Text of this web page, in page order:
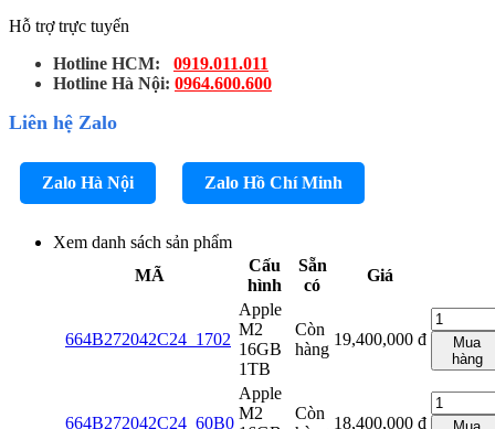
Hỗ trợ trực tuyến
Hotline HCM: 0919.011.011
Hotline Hà Nội: 0964.600.600
Liên hệ Zalo
Zalo Hà Nội Zalo Hồ Chí Minh
Xem danh sách sản phẩm
MÃ
Cấu
hình
Sẵn
có
Giá
664B272042C24_1702
Apple
M2
16GB
1TB
Còn
hàng
19,400,000 đ
Mua
hàng
664B272042C24_60B0
Apple
M2
Còn
18,400,000 đ